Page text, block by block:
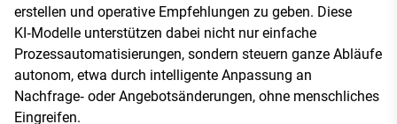
erstellen und operative Empfehlungen zu geben. Diese
KI‑Modelle unterstützen dabei nicht nur einfache
Prozessautomatisierungen, sondern steuern ganze Abläufe
autonom, etwa durch intelligente Anpassung an
Nachfrage‑ oder Angebotsänderungen, ohne menschliches
Eingreifen.